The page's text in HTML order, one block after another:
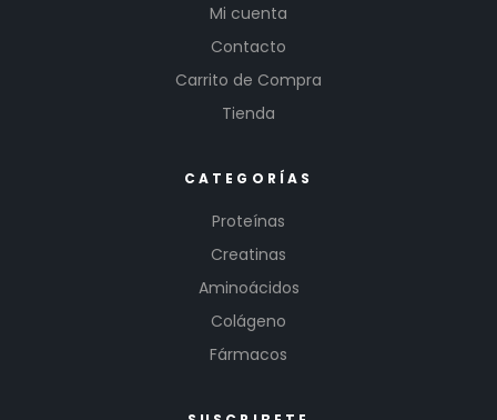
Mi cuenta
Contacto
Carrito de Compra
Tienda
CATEGORÍAS
Proteínas
Creatinas
Aminoácidos
Colágeno
Fármacos